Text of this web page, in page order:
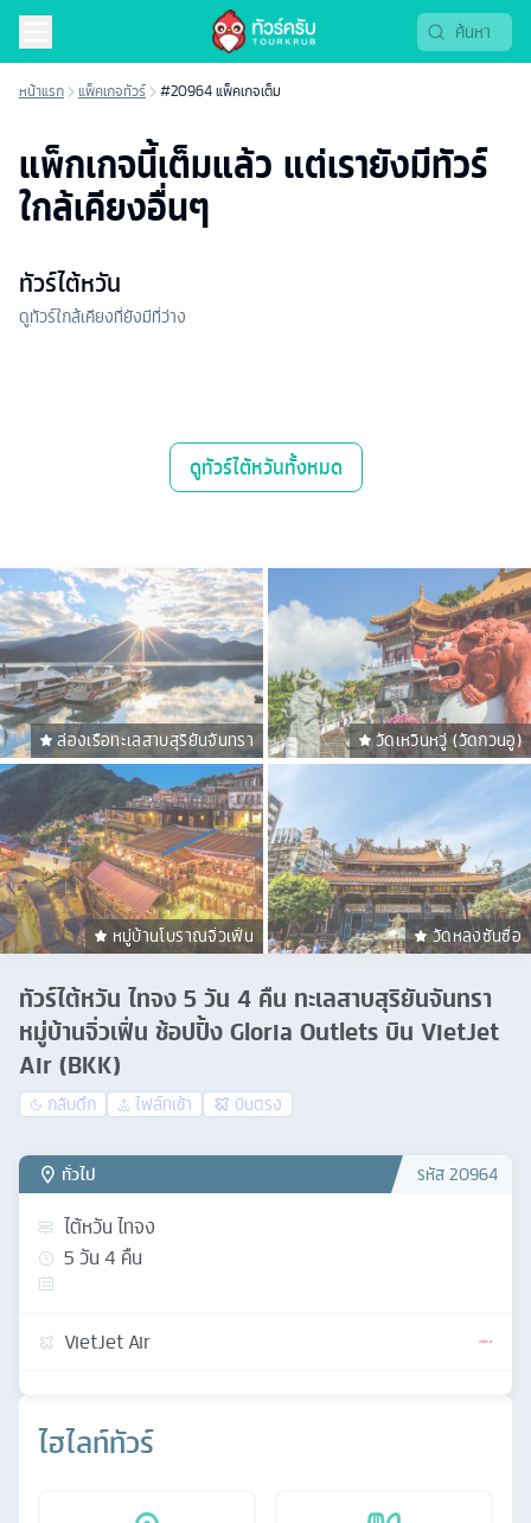
หน้าแรก แพ็คเกจทัวร์ #20964 แพ็คเกจเต็ม
แพ็กเกจนี้เต็มแล้ว แต่เรายังมีทัวร์
ใกล้เคียงอื่นๆ
ทัวร์ไต้หวัน
ดูทัวร์ใกล้เคียงที่ยังมีที่ว่าง
ดูทัวร์ไต้หวันทั้งหมด
ล่องเรือทะเลสาบสุริยันจันทรา วัดเหวินหวู่ (วัดกวนอู)
หมู่บ้านโบราณจิ่วเฟิ่น วัดหลงซันซื่อ
ทัวร์ไต้หวัน ไทจง 5 วัน 4 คืน ทะเลสาบสุริยันจันทรา
หมู่บ้านจิ่วเฟิ่น ช้อปปิ้ง Gloria Outlets บิน VietJet
Air (BKK)
กลับดึก ไฟล์ทเช้า บินตรง
ไฮไลท์ทัวร์
ทั่วไป รหัส20964
ไต้หวัน ไทจง
5วัน4 คืน
VietJet Air